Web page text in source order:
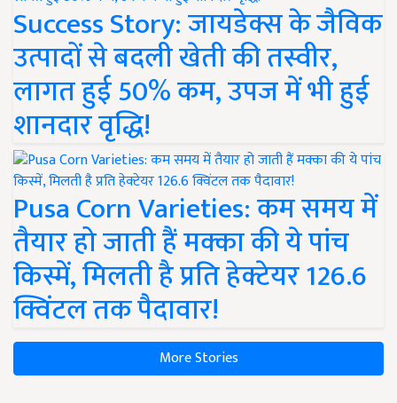
Success Story: जायडेक्स के जैविक
उत्पादों से बदली खेती की तस्वीर,
लागत हुई 50% कम, उपज में भी हुई
शानदार वृद्धि!
Pusa Corn Varieties: कम समय में
तैयार हो जाती हैं मक्का की ये पांच
किस्में, मिलती है प्रति हेक्टेयर 126.6
क्विंटल तक पैदावार!
More Stories